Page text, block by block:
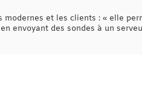
modernes et les clients : « elle
envoyant des sondes à un